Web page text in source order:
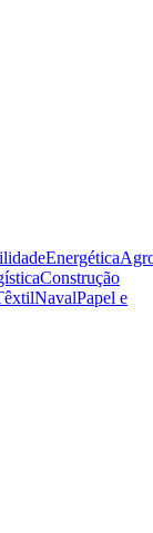
Energética
Construção
NavalPapel e